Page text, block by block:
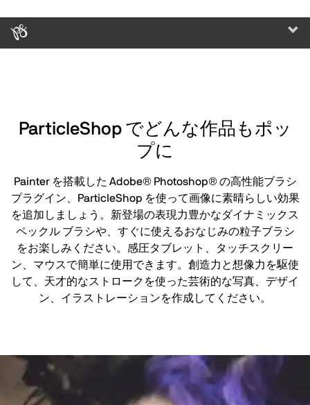
ParticleShop でどんな作品もポッ
プに
Painter を搭載した Adobe® Photoshop® の高性能ブラシ
プラグイン、ParticleShop を使って画像に素晴らしい効果
を追加しましょう。新登場の表現力豊かなダイナミックス
ペックル ブラシや、すぐに使えるおなじみの粒子ブラシ
をお楽しみください。感圧タブレット、タッチスクリー
ン、マウスで簡単に使用できます。創造力と想像力を駆使
して、天才的なストロークを使った芸術的な写真、デザイ
ン、イラストレーションを作成してください。